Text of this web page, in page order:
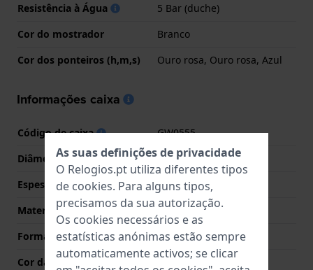
Resistência à Água
5 Bar (duche)
Cor do mostrador
Branco
Cor dos ponteiros (h,m,s)
Ouro rosa, Ouro rosa, Azul
Informações caixa
Código de caixa
GW0555
Diâmetro
36 mm
Espessura da Caixa
10.4 mm
Material
Aço inoxidável
Forma da Caixa
Redondo
Cor da caixa
Ouro rosa
As suas definições de privacidade
O Relogios.pt utiliza diferentes tipos
de cookies. Para alguns tipos,
precisamos da sua autorização.
Os cookies necessários e as
estatísticas anónimas estão sempre
automaticamente activos; se clicar